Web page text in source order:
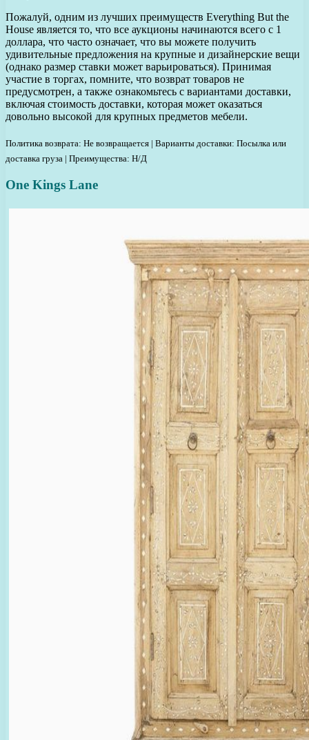
Пожалуй, одним из лучших преимуществ Everything But the
House является то, что все аукционы начинаются всего с 1
доллара, что часто означает, что вы можете получить
удивительные предложения на крупные и дизайнерские вещи
(однако размер ставки может варьироваться). Принимая
участие в торгах, помните, что возврат товаров не
предусмотрен, а также ознакомьтесь с вариантами доставки,
включая стоимость доставки, которая может оказаться
довольно высокой для крупных предметов мебели.
Политика возврата: Не возвращается | Варианты доставки: Посылка или
доставка груза | Преимущества: Н/Д
One Kings Lane